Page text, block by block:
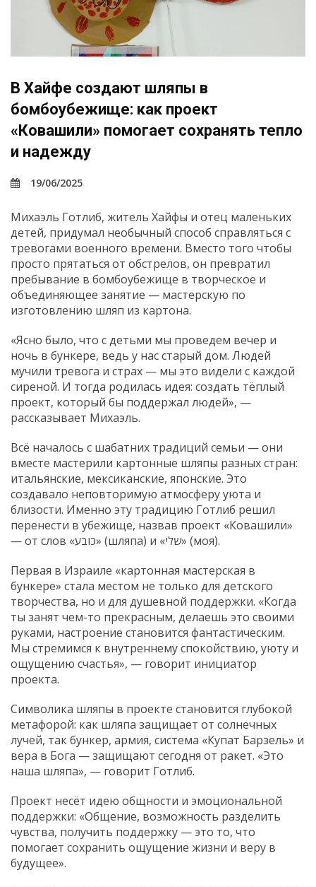
В Хайфе cоздают шляпы в
бомбоубежище: как проект
«Ковашили» помогает сохранять тепло
и надежду
19/06/2025
Михаэль Готлиб, житель Хайфы и отец маленьких
детей, придумал необычный способ справляться с
тревогами военного времени. Вместо того чтобы
просто прятаться от обстрелов, он превратил
пребывание в бомбоубежище в творческое и
объединяющее занятие — мастерскую по
изготовлению шляп из картона.
«Ясно было, что с детьми мы проведем вечер и
ночь в бункере, ведь у нас старый дом. Людей
мучили тревога и страх — мы это видели с каждой
сиреной. И тогда родилась идея: создать тёплый
проект, который бы поддержал людей», —
рассказывает Михаэль.
Всё началось с шабатних традиций семьи — они
вместе мастерили картонные шляпы разных стран:
итальянские, мексиканские, японские. Это
создавало неповторимую атмосферу уюта и
близости. Именно эту традицию Готлиб решил
перенести в убежище, назвав проект «Ковашили»
— от слов «כובע» (шляпа) и «שלי» (моя).
Первая в Израиле «картонная мастерская в
бункере» стала местом не только для детского
творчества, но и для душевной поддержки. «Когда
ты занят чем-то прекрасным, делаешь это своими
руками, настроение становится фантастическим.
Мы стремимся к внутреннему спокойствию, уюту и
ощущению счастья», — говорит инициатор
проекта.
Символика шляпы в проекте становится глубокой
метафорой: как шляпа защищает от солнечных
лучей, так бункер, армия, система «Купат Барзель» и
вера в Бога — защищают сегодня от ракет. «Это
наша шляпа», — говорит Готлиб.
Проект несёт идею общности и эмоциональной
поддержки: «Общение, возможность разделить
чувства, получить поддержку — это то, что
помогает сохранить ощущение жизни и веру в
будущее».